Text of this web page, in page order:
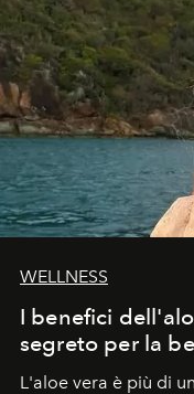
WELLNESS
I benefici
segreto per la
L'aloe vera è più di